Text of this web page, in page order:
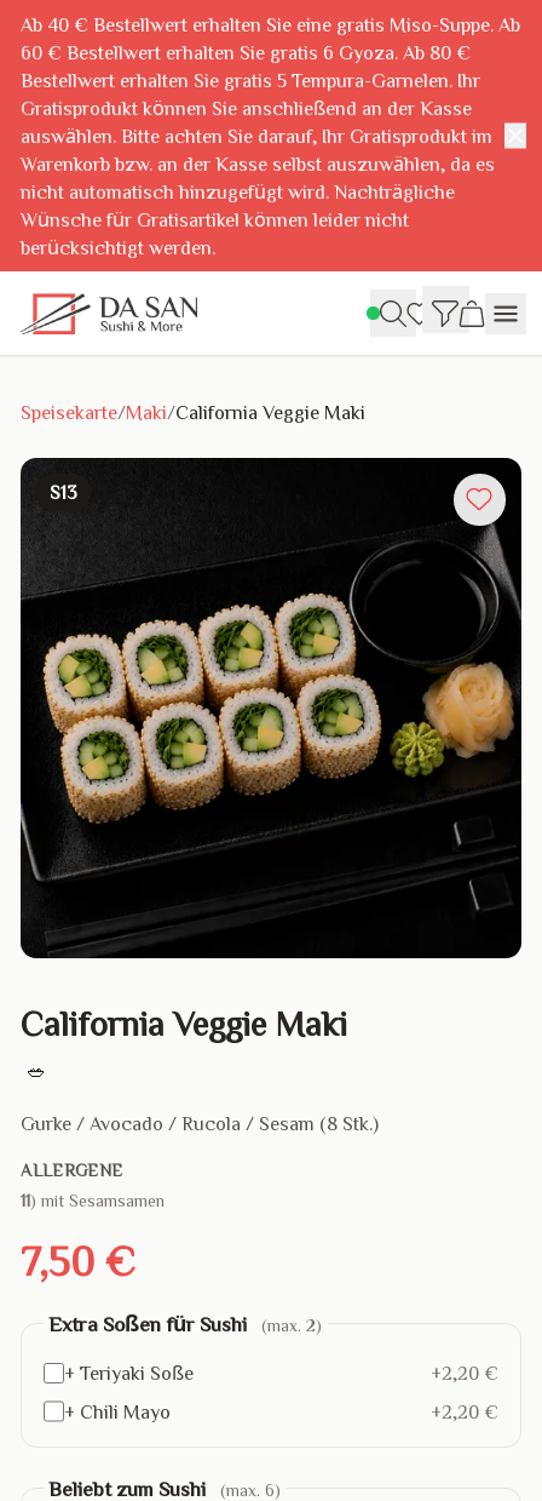
Ab 40 € Bestellwert erhalten Sie eine gratis Miso-Suppe. Ab
60 € Bestellwert erhalten Sie gratis 6 Gyoza. Ab 80 €
Bestellwert erhalten Sie gratis 5 Tempura-Garnelen. Ihr
Gratisprodukt können Sie anschließend an der Kasse
auswählen. Bitte achten Sie darauf, Ihr Gratisprodukt im
Warenkorb bzw. an der Kasse selbst auszuwählen, da es
nicht automatisch hinzugefügt wird. Nachträgliche
Wünsche für Gratisartikel können leider nicht
berücksichtigt werden.
Speisekarte/Maki/California Veggie Maki
S13
California Veggie Maki
🥗
Gurke / Avocado / Rucola / Sesam (8 Stk.)
ALLERGENE
11) mit Sesamsamen
7,50 €
Extra Soßen für Sushi (max. 2)
+ Teriyaki Soße
+2,20 €
+ Chili Mayo
+2,20 €
Beliebt zum Sushi (max. 6)